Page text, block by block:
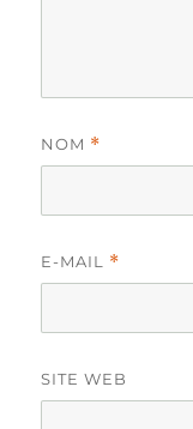
NOM *
E-MAIL *
SITE WEB